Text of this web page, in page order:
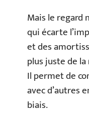
Mais le regard
qui écarte
et des
plus juste de
Il permet de
avec d’autres
biais.